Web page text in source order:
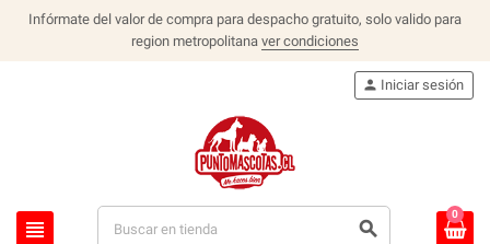
Infórmate del valor de compra para despacho gratuito, solo valido para
region metropolitana ver condiciones
view_headline search
person Iniciar sesión
0